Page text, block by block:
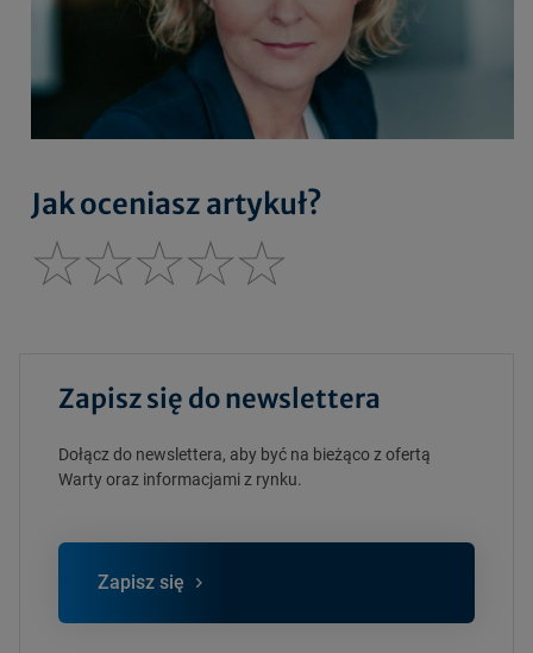
Jak oceniasz artykuł?
Zapisz się do newslettera
Dołącz do newslettera, aby być na bieżąco z ofertą
Warty oraz informacjami z rynku.
Zapisz się